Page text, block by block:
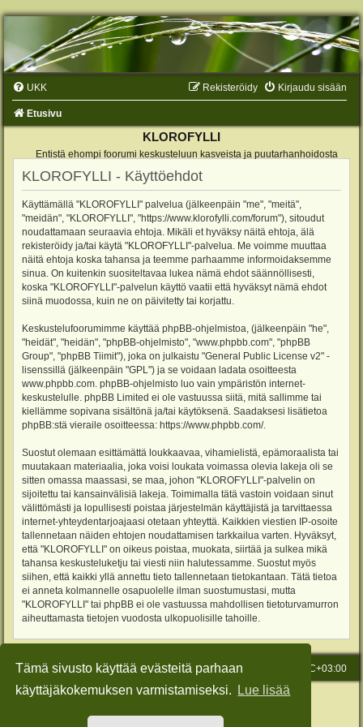
Tämä sivusto käyttää evästeitä parhaan
käyttäjäkokemuksen varmistamiseksi.
Lue lisää
UKK Kirjaudu sisään
Rekisteröidy
Etusivu
KLOROFYLLI
Entistä ehompi foorumi keskusteluun kasveista ja puutarhanhoidosta
KLOROFYLLI - Käyttöehdot
Käyttämällä "KLOROFYLLI" palvelua (jälkeenpäin "me", "meitä",
"meidän", "KLOROFYLLI", "https://www.klorofylli.com/forum"), sitoudut
noudattamaan seuraavia ehtoja. Mikäli et hyväksy näitä ehtoja, älä
rekisteröidy ja/tai käytä "KLOROFYLLI"-palvelua. Me voimme muuttaa
näitä ehtoja koska tahansa ja teemme parhaamme informoidaksemme
sinua. On kuitenkin suositeltavaa lukea nämä ehdot säännöllisesti,
koska "KLOROFYLLI"-palvelun käyttö vaatii että hyväksyt nämä ehdot
siinä muodossa, kuin ne on päivitetty tai korjattu.
Keskustelufoorumimme käyttää phpBB-ohjelmistoa, (jälkeenpäin "he",
"heidät", "heidän", "phpBB-ohjelmisto", "www.phpbb.com", "phpBB
Group", "phpBB Tiimit"), joka on julkaistu "General Public License v2" -
lisenssillä (jälkeenpäin "GPL") ja se voidaan ladata osoitteesta
www.phpbb.com . phpBB-ohjelmisto luo vain ympäristön internet-
keskustelulle. phpBB Limited ei ole vastuussa siitä, mitä sallimme tai
kiellämme sopivana sisältönä ja/tai käytöksenä. Saadaksesi lisätietoa
phpBB:stä vieraile osoitteessa: https://www.phpbb.com/.
Suostut olemaan esittämättä loukkaavaa, vihamielistä, epämoraalista tai
muutakaan materiaalia, joka voisi loukata voimassa olevia lakeja oli se
sitten omassa maassasi, se maa, johon "KLOROFYLLI"-palvelin on
sijoitettu tai kansainvälisiä lakeja. Toimimalla tätä vastoin voidaan sinut
välittömästi ja lopullisesti poistaa järjestelmän käyttäjistä ja tarvittaessa
internet-yhteydentarjoajaasi otetaan yhteyttä. Kaikkien viestien IP-osoite
tallennetaan näiden ehtojen noudattamisen tarkkailua varten. Hyväksyt,
että "KLOROFYLLI" on oikeus poistaa, muokata, siirtää ja sulkea mikä
tahansa keskusteluketju tai viesti niin halutessamme. Suostut myös
siihen, että kaikki yllä annettu tieto tallennetaan tietokantaan. Tätä tietoa
ei anneta kolmannelle osapuolelle ilman suostumustasi, mutta
"KLOROFYLLI" tai phpBB ei ole vastuussa mahdollisen tietoturvamurron
aiheuttamasta tietojen vuodosta ulkopuolisille tahoille.
Etusivu Kaikki ajat ovat UTC+03:00
Viesti Ylläpidolle
Keskustelufoorumin ohjelmistophpBB® Forum Software © phpBB Limited